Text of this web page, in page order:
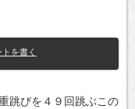
トを書く
跳びを４９回跳ぶこの